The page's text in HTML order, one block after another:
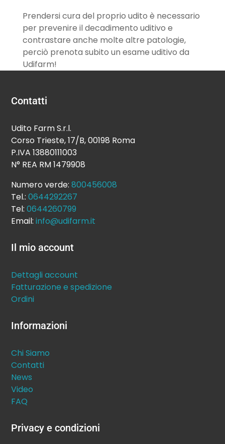
Prendersi cura del proprio udito è necessario
per prevenire il decadimento uditivo e
contrastare anche molte altre patologie,
perciò prenota subito un esame uditivo da
Udifarm!
Contatti
Udito Farm S.r.l.
Corso Trieste, 17/B, 00198 Roma
P.IVA 13880111003
N° REA RM 1479908
Numero verde:800456008
Tel.:0644292267
Tel:0644260799
Email:info@udifarm.it
Il mio account
Dettagli account
Fatturazione e spedizione
Ordini
Informazioni
Chi Siamo
Contatti
News
Video
FAQ
Privacy e condizioni